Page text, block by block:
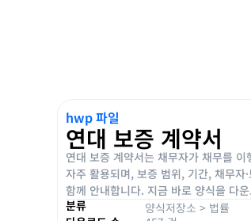
hwp 파일
연대 보증 계약서
연대 보증 계약서는 채무자가 채무를
자주 활용되며, 보증 범위, 기간, 채무
함께 안내합니다. 지금 바로 양식을 다
분류
양식저장소 > 법률